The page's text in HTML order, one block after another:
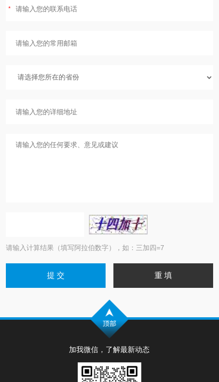
请输入计算结果（填写阿拉伯数字），如：三加四=7
加我微信，了解最新动态